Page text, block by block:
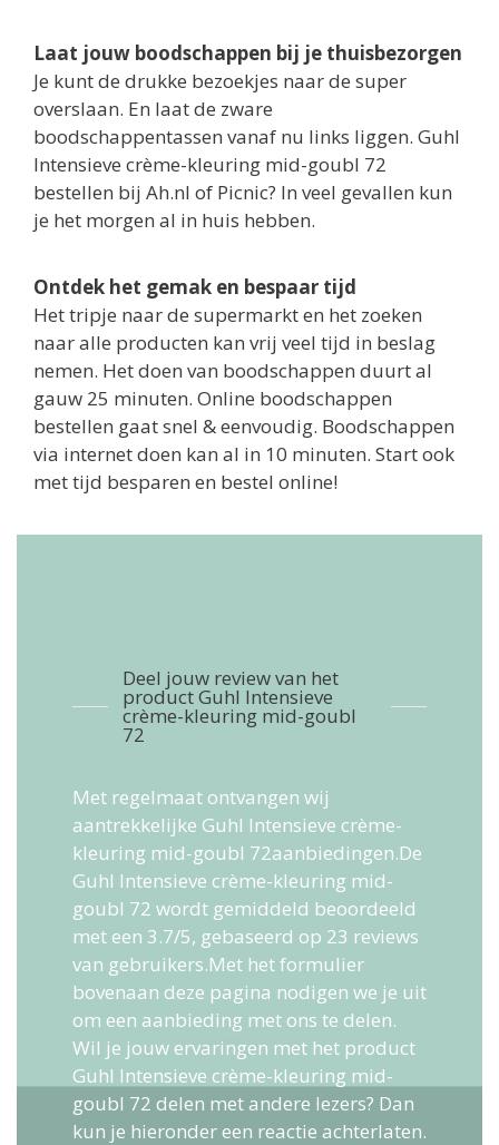
Laat jouw boodschappen bij je thuisbezorgen
Je kunt de drukke bezoekjes naar de super
overslaan. En laat de zware
boodschappentassen vanaf nu links liggen. Guhl
Intensieve crème-kleuring mid-goubl 72
bestellen bij Ah.nl of Picnic? In veel gevallen kun
je het morgen al in huis hebben.
Ontdek het gemak en bespaar tijd
Het tripje naar de supermarkt en het zoeken
naar alle producten kan vrij veel tijd in beslag
nemen. Het doen van boodschappen duurt al
gauw 25 minuten. Online boodschappen
bestellen gaat snel & eenvoudig. Boodschappen
via internet doen kan al in 10 minuten. Start ook
met tijd besparen en bestel online!
Deel jouw review van het
product Guhl Intensieve
crème-kleuring mid-goubl
72
Met regelmaat ontvangen wij
aantrekkelijke Guhl Intensieve crème-
kleuring mid-goubl 72aanbiedingen.De
Guhl Intensieve crème-kleuring mid-
goubl 72 wordt gemiddeld beoordeeld
met een 3.7/5, gebaseerd op 23 reviews
van gebruikers.Met het formulier
bovenaan deze pagina nodigen we je uit
om een aanbieding met ons te delen.
Wil je jouw ervaringen met het product
Guhl Intensieve crème-kleuring mid-
goubl 72 delen met andere lezers? Dan
kun je hieronder een reactie achterlaten.